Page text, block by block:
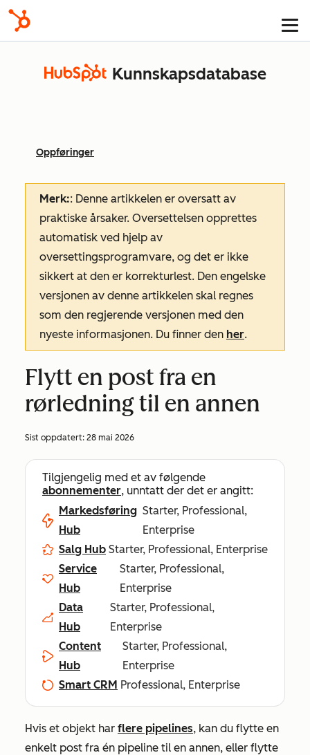
Kunnskapsdatabase
Oppføringer
Merk:: Denne artikkelen er oversatt av
praktiske årsaker. Oversettelsen opprettes
automatisk ved hjelp av
oversettingsprogramvare, og det er ikke
sikkert at den er korrekturlest. Den engelske
versjonen av denne artikkelen skal regnes
som den regjerende versjonen med den
nyeste informasjonen. Du finner den her.
Flytt en post fra en
rørledning til en annen
Sist oppdatert: 28 mai 2026
Tilgjengelig med et av følgende
abonnementer, unntatt der det er angitt:
Markedsføring
Hub
Starter, Professional,
Enterprise
Salg Hub Starter, Professional, Enterprise
Service
Hub
Starter, Professional,
Enterprise
Data
Hub
Starter, Professional,
Enterprise
Content
Hub
Starter, Professional,
Enterprise
Smart CRM Professional, Enterprise
Hvis et objekt har flere pipelines, kan du flytte en
enkelt post fra én pipeline til en annen, eller flytte